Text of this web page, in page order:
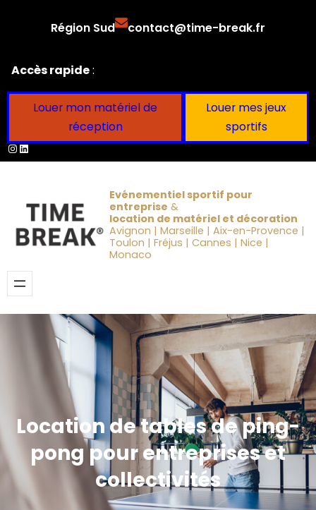
Région Sud contact@time-break.fr
Accès rapide:
Louer mon matériel de
réception
Louer mes jeux
sportifs
Instagram
LinkedIn
Evénementiel sportif pour
entreprise &
location de matériel et décoration
Avignon | Marseille | Aix-en-Provence |
Toulon | Fréjus | Cannes | Nice |
Monaco
Location de tables de ping-
pong pour entreprises et
collectivités